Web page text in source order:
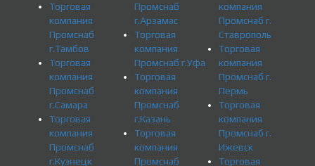
Торговая
компания
Промснаб
г.Тамбов
Торговая
компания
Промснаб
г.Самара
Торговая
компания
Промснаб
г.Кузнецк
Промснаб
г.Арзамас
Торговая
компания
Промснаб г.Уфа
Торговая
компания
Промснаб
г.Казань
Торговая
компания
Промснаб
компания
Промснаб г.
Ставрополь
Торговая
компания
Промснаб г.
Пермь
Торговая
компания
Промснаб г.
Ижевск
Торговая